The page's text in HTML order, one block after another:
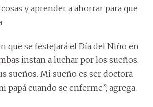
y aprender a ahorrar para que
que se festejará el Día del Niño en
instan a luchar por los sueños.
sueños. Mi sueño es ser doctora
papá cuando se enferme”, agrega